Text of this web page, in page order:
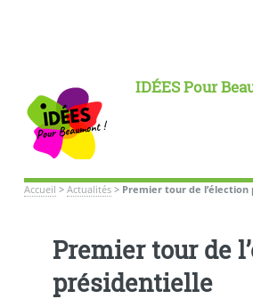
IDÉES Pour
Accueil > Actualités> Premier tour de l’élection
Premier tour de
présidentielle